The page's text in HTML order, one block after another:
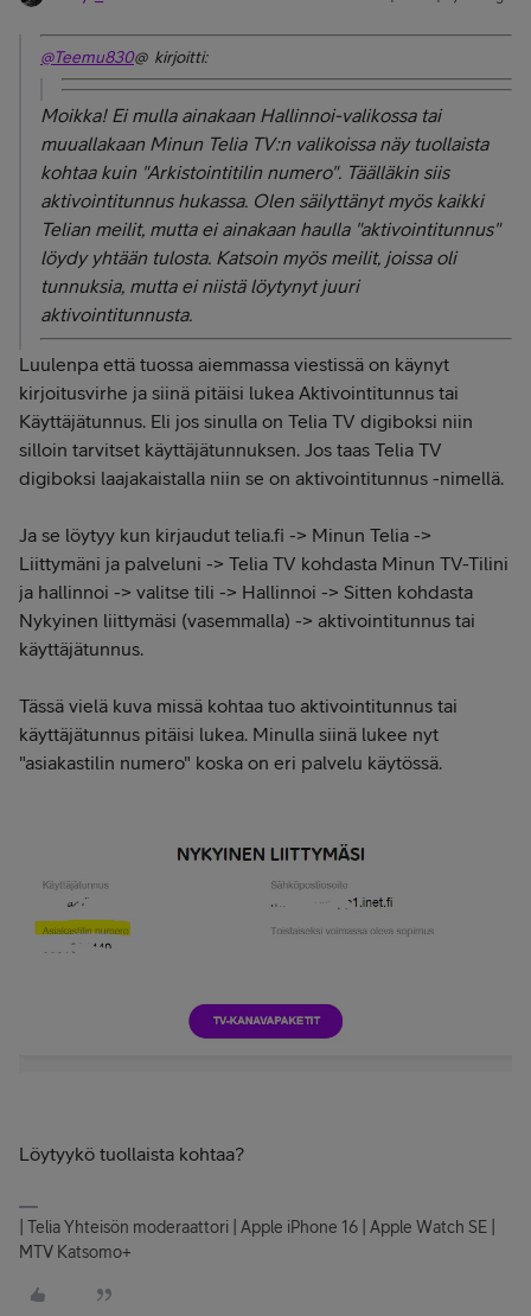
@Teemu830@ kirjoitti:
Moikka! Ei mulla ainakaan Hallinnoi-valikossa tai
muuallakaan Minun Telia TV:n valikoissa näy tuollaista
kohtaa kuin "Arkistointitilin numero". Täälläkin siis
aktivointitunnus hukassa. Olen säilyttänyt myös kaikki
Telian meilit, mutta ei ainakaan haulla "aktivointitunnus"
löydy yhtään tulosta. Katsoin myös meilit, joissa oli
tunnuksia, mutta ei niistä löytynyt juuri
aktivointitunnusta.
Luulenpa että tuossa aiemmassa viestissä on käynyt
kirjoitusvirhe ja siinä pitäisi lukea Aktivointitunnus tai
Käyttäjätunnus. Eli jos sinulla on Telia TV digiboksi niin
silloin tarvitset käyttäjätunnuksen. Jos taas Telia TV
digiboksi laajakaistalla niin se on aktivointitunnus -nimellä.
Ja se löytyy kun kirjaudut telia.fi -> Minun Telia ->
Liittymäni ja palveluni -> Telia TV kohdasta Minun TV-Tilini
ja hallinnoi -> valitse tili -> Hallinnoi -> Sitten kohdasta
Nykyinen liittymäsi (vasemmalla) -> aktivointitunnus tai
käyttäjätunnus.
Tässä vielä kuva missä kohtaa tuo aktivointitunnus tai
käyttäjätunnus pitäisi lukea. Minulla siinä lukee nyt
"asiakastilin numero" koska on eri palvelu käytössä.
Löytyykö tuollaista kohtaa?
| Telia Yhteisön moderaattori | Apple iPhone 16 | Apple Watch SE |
MTV Katsomo+